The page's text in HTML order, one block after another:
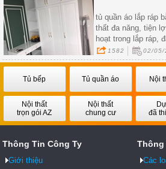
tủ quần áo lắp ráp
thất đa năng, tiện
hoạt trong lắp ráp,
phải chăng, tủ
thành sự lựa chọn
1582 02/05/
Tủ bếp Tủ quần áo Nội
Nội thất
trọn gói AZ
Nội thất
chung cư
đã
Thông Tin Công Ty
Giới thiệu
Các